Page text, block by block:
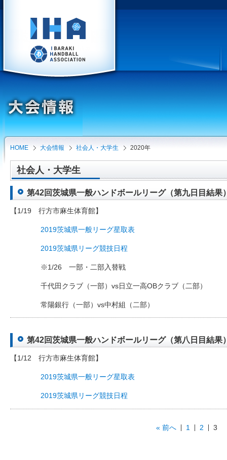
HOME 大会情報 社会人・大学生 2020年
社会人・大学生
第42回茨城県一般ハンドボールリーグ（第九日目結果
【1/19 行方市麻生体育館】
2019茨城県一般リーグ星取表
2019茨城県リーグ競技日程
※1/26 一部・二部入替戦
千代田クラブ（一部）vs日立一高OBクラブ（二部）
常陽銀行（一部）vs中村組（二部）
第42回茨城県一般ハンドボールリーグ（第八日目結果
【1/12 行方市麻生体育館】
2019茨城県一般リーグ星取表
2019茨城県リーグ競技日程
« 前へ 1 2 3